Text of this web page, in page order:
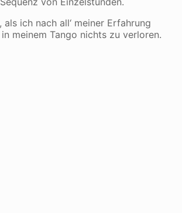
ich nach all‘ meiner Erfahrung
meinem Tango nichts zu verloren.